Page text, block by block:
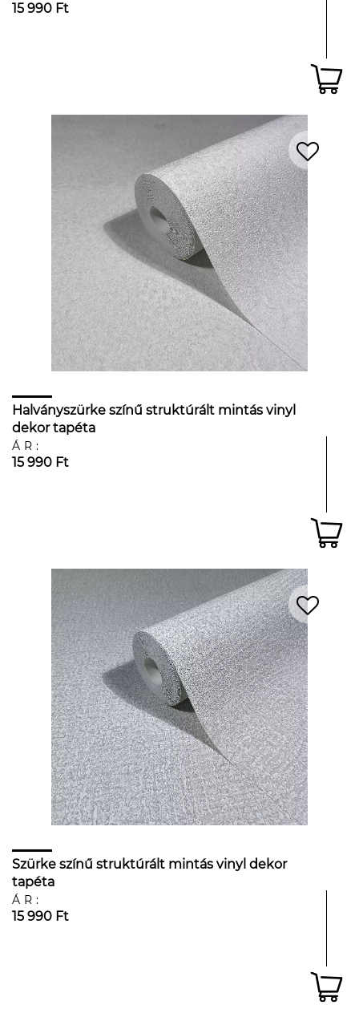
15 990 Ft
Halványszürke színű struktúrált mintás vinyl
dekor tapéta
ÁR:
15 990 Ft
Szürke színű struktúrált mintás vinyl dekor
tapéta
ÁR:
15 990 Ft